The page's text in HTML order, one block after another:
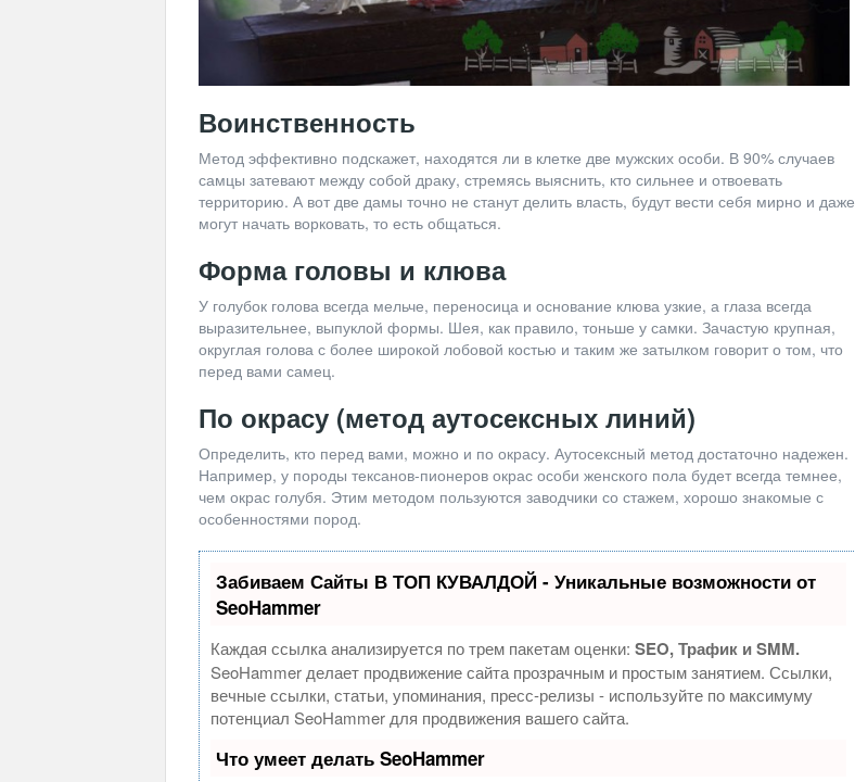
Воинственность
Метод эффективно подскажет, находятся ли в клетке две мужских особи. В 90% случаев
самцы затевают между собой драку, стремясь выяснить, кто сильнее и отвоевать
территорию. А вот две дамы точно не станут делить власть, будут вести себя мирно и даже
могут начать ворковать, то есть общаться.
Форма головы и клюва
У голубок голова всегда мельче, переносица и основание клюва узкие, а глаза всегда
выразительнее, выпуклой формы. Шея, как правило, тоньше у самки. Зачастую крупная,
округлая голова с более широкой лобовой костью и таким же затылком говорит о том, что
перед вами самец.
По окрасу (метод аутосексных линий)
Определить, кто перед вами, можно и по окрасу. Аутосексный метод достаточно надежен.
Например, у породы тексанов-пионеров окрас особи женского пола будет всегда темнее,
чем окрас голубя. Этим методом пользуются заводчики со стажем, хорошо знакомые с
особенностями пород.
Забиваем Сайты В ТОП КУВАЛДОЙ - Уникальные возможности от
SeoHammer
Каждая ссылка анализируется по трем пакетам оценки: SEO, Трафик и SMM.
SeoHammer делает продвижение сайта прозрачным и простым занятием. Ссылки,
вечные ссылки, статьи, упоминания, пресс-релизы - используйте по максимуму
потенциал SeoHammer для продвижения вашего сайта.
Что умеет делать SeoHammer